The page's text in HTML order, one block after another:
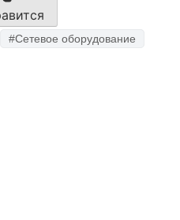
#Сетевое оборудование